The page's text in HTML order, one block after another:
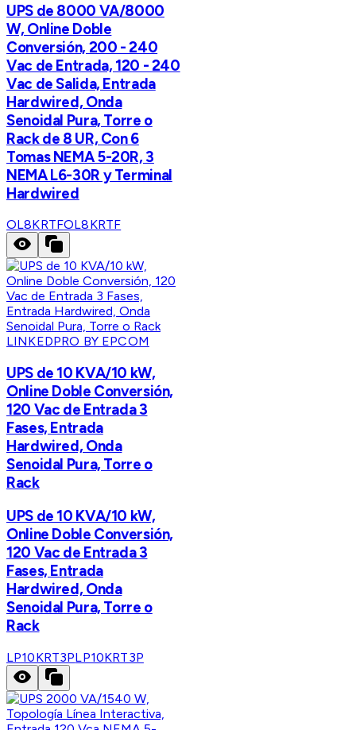
UPS de 8000 VA/8000
W, Online Doble
Conversión, 200 - 240
Vac de Entrada, 120 - 240
Vac de Salida, Entrada
Hardwired, Onda
Senoidal Pura, Torre o
Rack de 8 UR, Con 6
Tomas NEMA 5-20R, 3
NEMA L6-30R y Terminal
Hardwired
OL8KRTFOL8KRTF
LINKEDPRO BY EPCOM
UPS de 10 KVA/10 kW,
Online Doble Conversión,
120 Vac de Entrada 3
Fases, Entrada
Hardwired, Onda
Senoidal Pura, Torre o
Rack
UPS de 10 KVA/10 kW,
Online Doble Conversión,
120 Vac de Entrada 3
Fases, Entrada
Hardwired, Onda
Senoidal Pura, Torre o
Rack
LP10KRT3PLP10KRT3P